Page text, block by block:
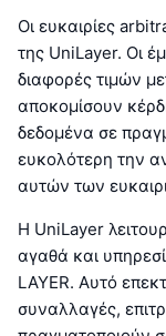
Οι ευκαιρίες
της UniLayer. Οι
διαφορές τιμών
αποκομίσουν
δεδομένα σε
ευκολότερη την
αυτών των
Η UniLayer
αγαθά και
LAYER. Αυτό
συναλλαγές,